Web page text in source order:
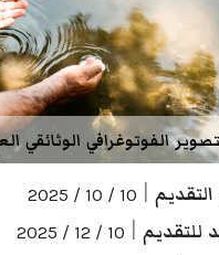
الفوتوغرافي الوثائقي
10 / 10 / 2025
للتقديم 10 / 12 / 2025